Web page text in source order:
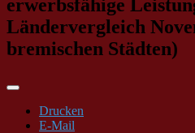
erwerbsfähige
Ländervergleich
bremischen Städten)
Drucken
E-Mail